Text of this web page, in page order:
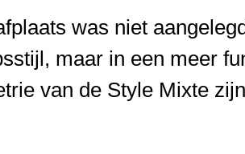
was niet
maar in een meer
van de Style Mixte